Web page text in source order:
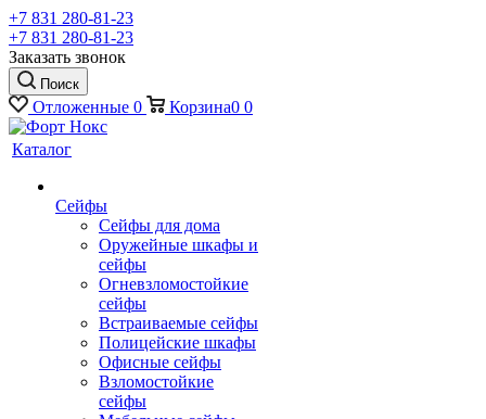
+7 831 280-81-23
+7 831 280-81-23
Заказать звонок
Поиск
Отложенные 0 Корзина0 0
Каталог
Сейфы
Сейфы для дома
Оружейные шкафы и
сейфы
Огневзломостойкие
сейфы
Встраиваемые сейфы
Полицейские шкафы
Офисные сейфы
Взломостойкие
сейфы